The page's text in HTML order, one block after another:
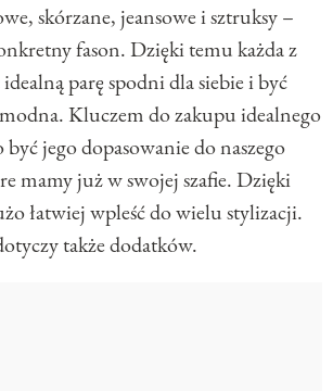
skórzane, jeansowe i sztruksy –
fason. Dzięki temu każda z
parę spodni dla siebie i być
Kluczem do zakupu idealnego
jego dopasowanie do naszego
mamy już w swojej szafie. Dzięki
łatwiej wpleść do wielu stylizacji.
także dodatków.